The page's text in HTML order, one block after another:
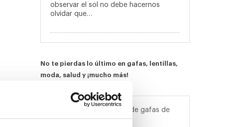
observar el sol no debe hacernos
olvidar que…
No te pierdas lo último en gafas, lentillas,
moda, salud y ¡mucho más!
Las 20 mejores marcas de gafas de
sol